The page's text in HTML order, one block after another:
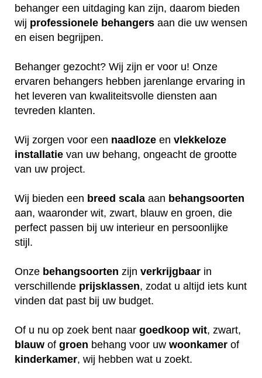
behanger een uitdaging kan zijn, daarom bieden
wij professionele behangers aan die uw wensen
en eisen begrijpen.
Behanger gezocht? Wij zijn er voor u! Onze
ervaren behangers hebben jarenlange ervaring in
het leveren van kwaliteitsvolle diensten aan
tevreden klanten.
Wij zorgen voor een naadloze en vlekkeloze
installatie van uw behang, ongeacht de grootte
van uw project.
Wij bieden een breed scala aan behangsoorten
aan, waaronder wit, zwart, blauw en groen, die
perfect passen bij uw interieur en persoonlijke
stijl.
Onze behangsoorten zijn verkrijgbaar in
verschillende prijsklassen, zodat u altijd iets kunt
vinden dat past bij uw budget.
Of u nu op zoek bent naar goedkoop wit, zwart,
blauw of groen behang voor uw woonkamer of
kinderkamer, wij hebben wat u zoekt.